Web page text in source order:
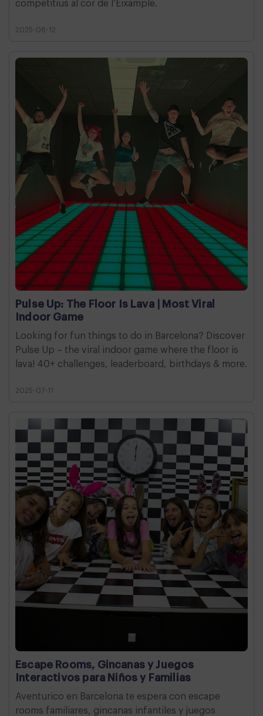
competitius al cor de l’Eixample.
2025-06-12
Pulse Up: The Floor Is Lava | Most Viral
Indoor Game
Looking for fun things to do in Barcelona? Discover
Pulse Up – the viral indoor game where the floor is
lava! 40+ challenges, leaderboard, birthdays & more.
2025-07-11
Escape Rooms, Gincanas y Juegos
Interactivos para Niños y Familias
Aventurico en Barcelona te espera con escape
rooms familiares, gincanas infantiles y juegos